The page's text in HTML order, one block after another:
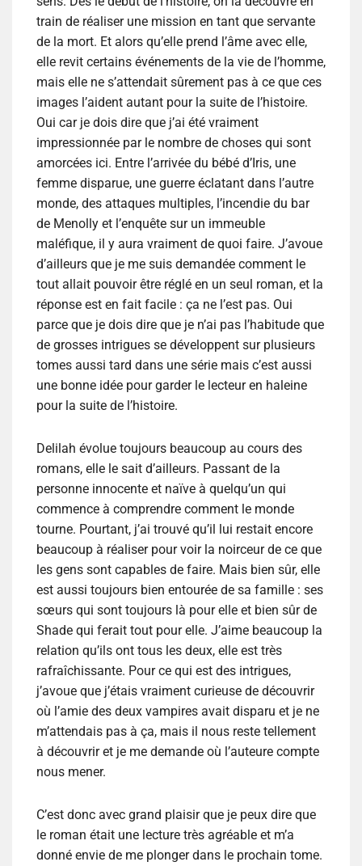
train de réaliser une mission en tant que servante
de la mort. Et alors qu’elle prend l’âme avec elle,
elle revit certains événements de la vie de l’homme,
mais elle ne s’attendait sûrement pas à ce que ces
images l’aident autant pour la suite de l’histoire.
Oui car je dois dire que j’ai été vraiment
impressionnée par le nombre de choses qui sont
amorcées ici. Entre l’arrivée du bébé d’Iris, une
femme disparue, une guerre éclatant dans l’autre
monde, des attaques multiples, l’incendie du bar
de Menolly et l’enquête sur un immeuble
maléfique, il y aura vraiment de quoi faire. J’avoue
d’ailleurs que je me suis demandée comment le
tout allait pouvoir être réglé en un seul roman, et la
réponse est en fait facile : ça ne l’est pas. Oui
parce que je dois dire que je n’ai pas l’habitude que
de grosses intrigues se développent sur plusieurs
tomes aussi tard dans une série mais c’est aussi
une bonne idée pour garder le lecteur en haleine
pour la suite de l’histoire.
Delilah évolue toujours beaucoup au cours des
romans, elle le sait d’ailleurs. Passant de la
personne innocente et naïve à quelqu’un qui
commence à comprendre comment le monde
tourne. Pourtant, j’ai trouvé qu’il lui restait encore
beaucoup à réaliser pour voir la noirceur de ce que
les gens sont capables de faire. Mais bien sûr, elle
est aussi toujours bien entourée de sa famille : ses
sœurs qui sont toujours là pour elle et bien sûr de
Shade qui ferait tout pour elle. J’aime beaucoup la
relation qu’ils ont tous les deux, elle est très
rafraîchissante. Pour ce qui est des intrigues,
j’avoue que j’étais vraiment curieuse de découvrir
où l’amie des deux vampires avait disparu et je ne
m’attendais pas à ça, mais il nous reste tellement
à découvrir et je me demande où l’auteure compte
nous mener.
C’est donc avec grand plaisir que je peux dire que
le roman était une lecture très agréable et m’a
donné envie de me plonger dans le prochain tome.